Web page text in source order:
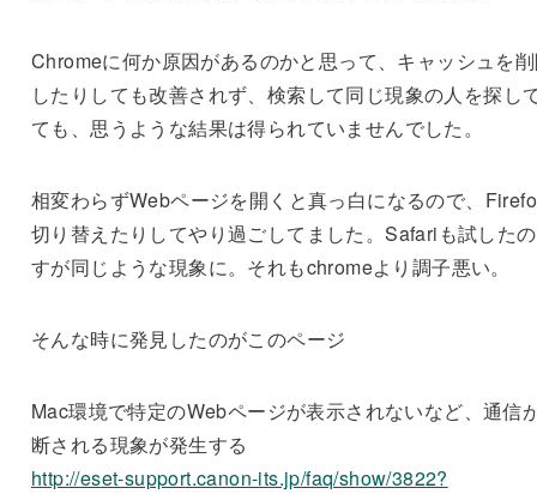
Chromeに何か原因があるのかと思って、キャッシュを
したりしても改善されず、検索して同じ現象の人を探し
ても、思うような結果は得られていませんでした。
相変わらずWebページを開くと真っ白になるので、
切り替えたりしてやり過ごしてました。Safariも試した
すが同じような現象に。それもchromeより調子悪い。
そんな時に発見したのがこのページ
Mac環境で特定のWebページが表示されないなど、通信
断される現象が発生する
http://eset-support.canon-its.jp/faq/show/3822?